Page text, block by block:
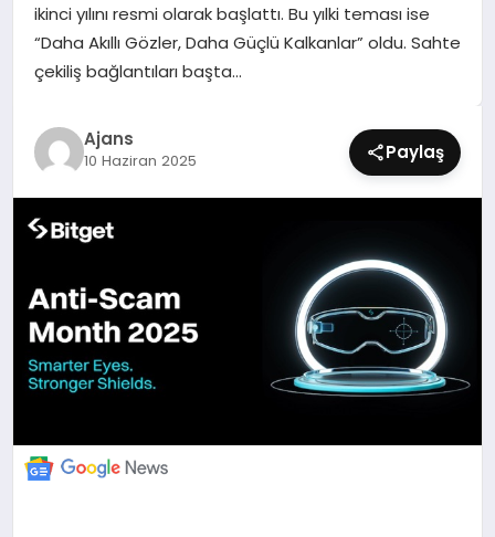
YAŞAM
ikinci yılını resmi olarak başlattı. Bu yılki teması ise
“Daha Akıllı Gözler, Daha Güçlü Kalkanlar” oldu. Sahte
çekiliş bağlantıları başta…
Ajans
10 Haziran 2025 Paylaş